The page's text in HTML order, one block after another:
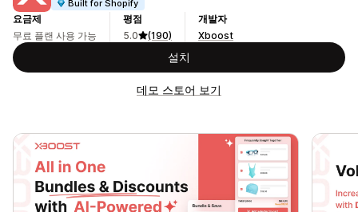
Built for Shopify
요금제
무료 플랜 사용 가능
평점
5.0
(190)
개발자
Xboost
설치
데모 스토어 보기